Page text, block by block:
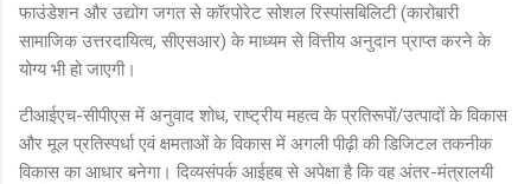
फाउंडेशन और उद्योग जगत से कॉरपोरेट सोशल रिस्पांसबिलिटी (कारोबारी
सामाजिक उत्तरदायित्व, सीएसआर) के माध्यम से वित्तीय अनुदान प्राप्त करने के
योग्य भी हो जाएगी।
टीआईएच-सीपीएस में अनुवाद शोध, राष्ट्रीय महत्व के प्रतिरूपों/उत्पादों के विकास
और मूल प्रतिस्पर्धा एवं क्षमताओं के विकास में अगली पीढ़ी की डिजिटल तकनीक
विकास का आधार बनेगा। दिव्यसंपर्क आईहब से अपेक्षा है कि वह अंतर-मंत्रालयी